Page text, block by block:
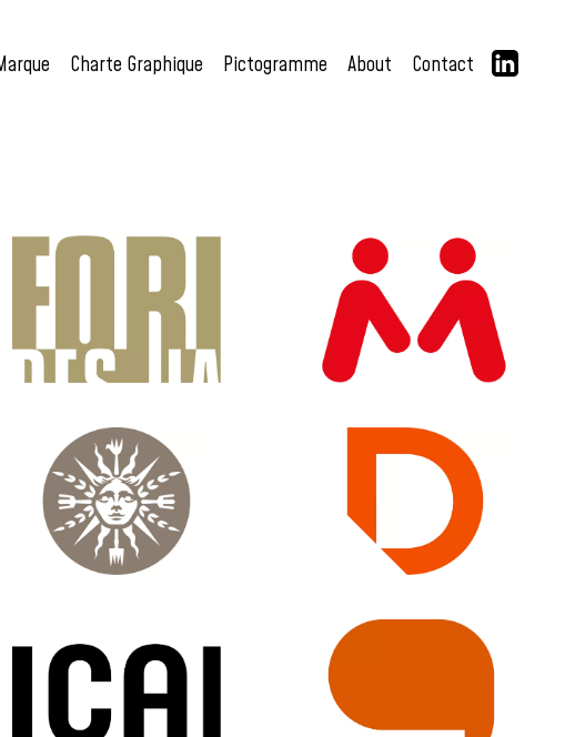
Charte Graphique Pictogramme About Contact
IDENTITÉ VISUELLE
IDENTITÉ VISUELLE
IDENTITÉ VISUELLE
PICTOGRAMME
IDENTITÉ VISUELLE
ARCHITECTURE DE MARQUE